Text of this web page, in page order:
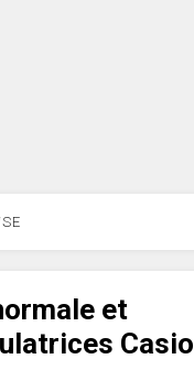
et
Casio